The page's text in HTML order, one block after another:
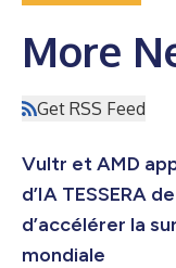
More
Get RSS Feed
Vultr et AMD
d’IA TESSERA
d’accélérer la
mondiale